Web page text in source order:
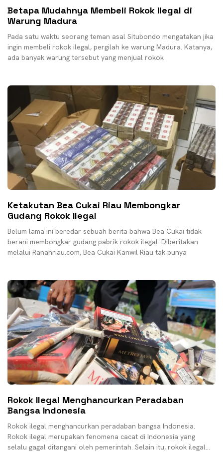
Betapa Mudahnya Membeli Rokok Ilegal di
Warung Madura
Pada satu waktu seorang teman asal Situbondo mengatakan jika
ingin membeli rokok ilegal, pergilah ke warung Madura. Katanya,
ada banyak warung tersebut yang menjual rokok
Ketakutan Bea Cukai Riau Membongkar
Gudang Rokok Ilegal
Belum lama ini beredar sebuah berita bahwa Bea Cukai tidak
berani membongkar gudang pabrik rokok ilegal. Diberitakan
melalui Ranahriau.com, Bea Cukai Kanwil Riau tak punya
Rokok Ilegal Menghancurkan Peradaban
Bangsa Indonesia
Rokok ilegal menghancurkan peradaban bangsa Indonesia.
Rokok ilegal merupakan fenomena cacat di Indonesia yang
selalu gagal ditangani oleh pemerintah. Selain itu, rokok ilegal